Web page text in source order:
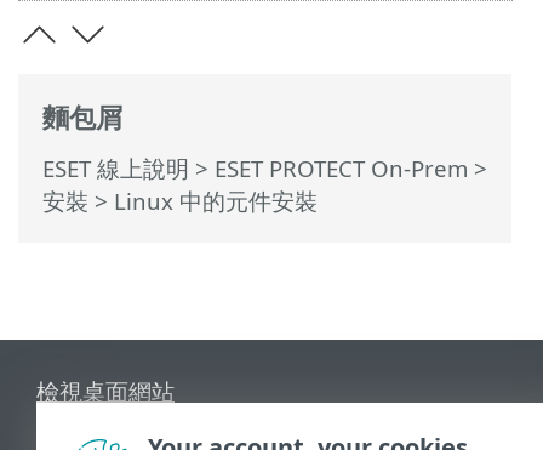
麵包屑
ESET 線上說明 > ESET PROTECT On-Prem >
安裝 > Linux 中的元件安裝
檢視桌面網站